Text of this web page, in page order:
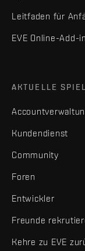
Leitfaden für
EVE Online-Add-
AKTUELLE
Kundendienst
Community
Foren
Entwickler
Freunde
Kehre zu EVE